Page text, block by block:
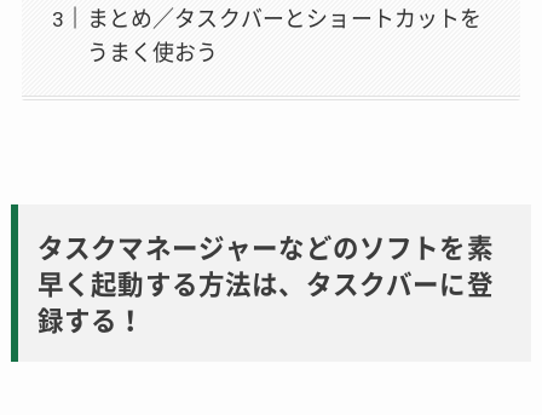
まとめ／タスクバーとショートカットを
うまく使おう
タスクマネージャーなどのソフトを素
早く起動する方法は、タスクバーに登
録する！